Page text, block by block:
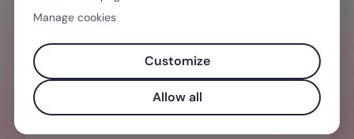
RH DE UM LADO, IT DO OUTRO?
Gira dispositivos, licenças e segurança a
partir de um único lugar. Sincronizado
com as entradas e saídas da tua equipa.
Manage cookies
Customize
Allow all